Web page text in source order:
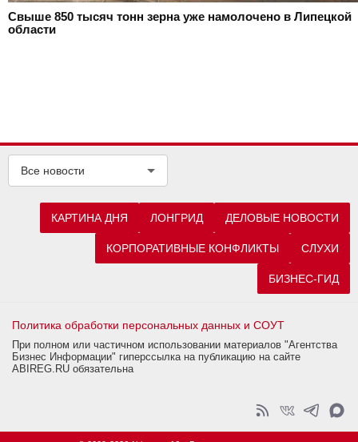
Свыше 850 тысяч тонн зерна уже намолочено в Липецкой
области
Все новости
КАРТИНА ДНЯ ЛОНГРИД ДЕЛОВЫЕ НОВОСТИ
КОРПОРАТИВНЫЕ КОНФЛИКТЫ СЛУХИ
БИЗНЕС-ГИД
Политика обработки персональных данных и СОУТ
При полном или частичном использовании материалов "Агентства
Бизнес Информации" гиперссылка на публикацию на сайте
ABIREG.RU обязательна